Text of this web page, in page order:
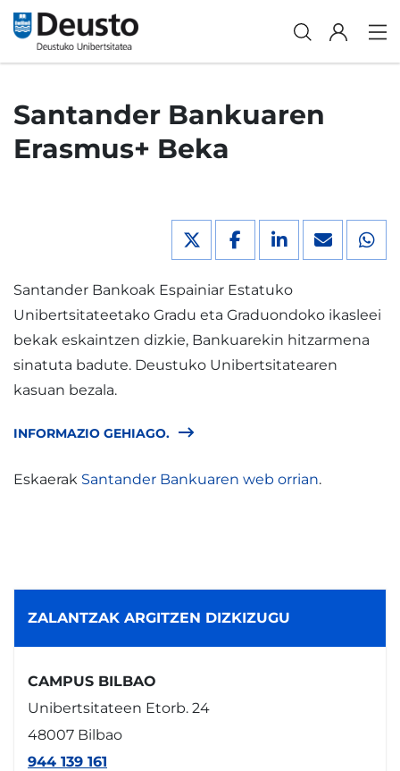
Santander Bankuaren
Erasmus+ Beka
Santander Bankoak Espainiar Estatuko
Unibertsitateetako Gradu eta Graduondoko ikasleei
bekak eskaintzen dizkie, Bankuarekin hitzarmena
sinatuta badute. Deustuko Unibertsitatearen
kasuan bezala.
INFORMAZIO GEHIAGO.
Eskaerak Santander Bankuaren web orrian.
ZALANTZAK ARGITZEN DIZKIZUGU
CAMPUS BILBAO
Unibertsitateen Etorb. 24
48007 Bilbao
944 139 161